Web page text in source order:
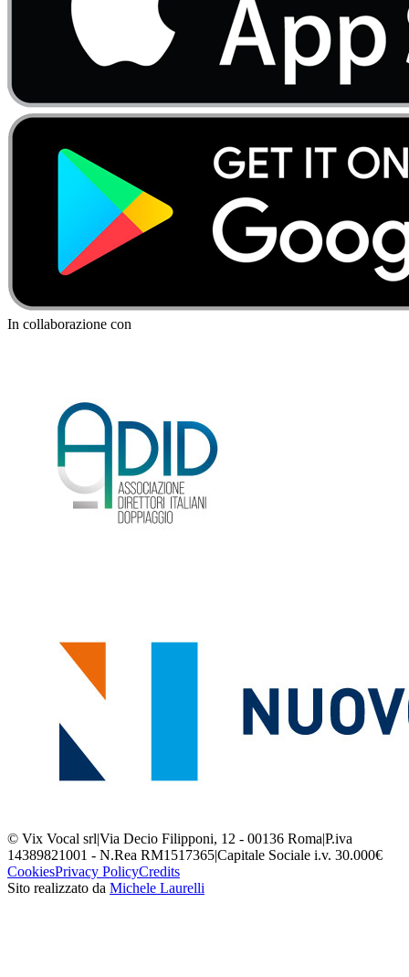
In collaborazione con
© Vix Vocal srl|Via Decio Filipponi, 12 - 00136 Roma|P.iva
14389821001 - N.Rea RM1517365|Capitale Sociale i.v. 30.000€
CookiesPrivacy PolicyCredits
Sito realizzato da Michele Laurelli